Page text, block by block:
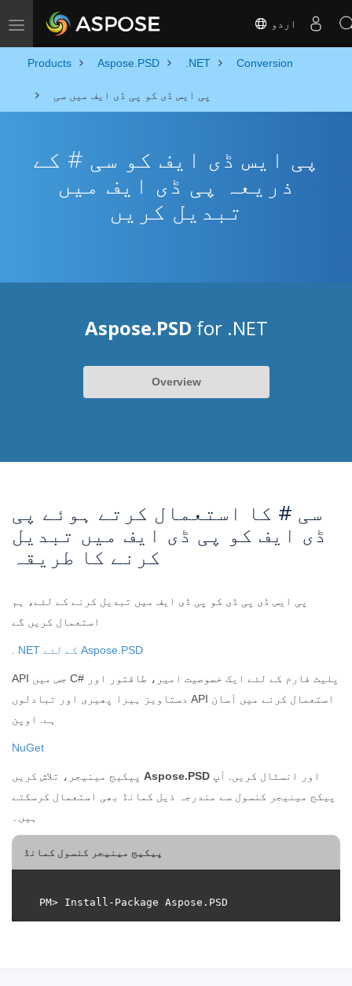
Toggle navigation اردو
Products Aspose.PSD .NET Conversion
پی ایس ڈی کو پی ڈی ایف میں سی
پی ایس ڈی ایف کو سی # کے
ذریعہ پی ڈی ایف میں
تبدیل کریں
Aspose.PSD for .NET
Overview
سی # کا استعمال کرتے ہوئے پی
ڈی ایف کو پی ڈی ایف میں تبدیل
کرنے کا طریقہ
پی ایس ڈی پی ڈی کو پی ڈی ایف میں تبدیل کرنے کے لئے، ہم
استعمال کریں گے
. NET کے لئے Aspose.PSD
API جس میں C# پلیٹ فارم کے لئے ایک خصوصیت امیر، طاقتور اور
دستاویز ہیرا پھیری اور تبادلوں API استعمال کرنے میں آسان
ہے. اوپن
NuGet
Aspose.PSD
پیکج مینیجر کنسول سے مندرجہ ذیل کمانڈ بھی استعمال کرسکتے
ہیں۔
پیکیج مینیجر کنسول کمانڈ